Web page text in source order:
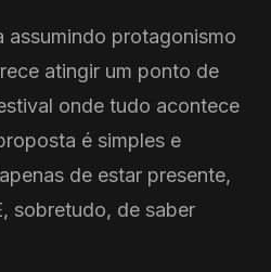
assumindo protagonismo
atingir um ponto de
onde tudo acontece
é simples e
de estar presente,
sobretudo, de saber